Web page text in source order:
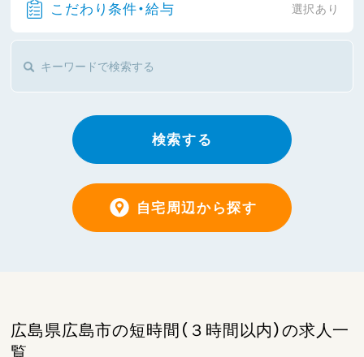
こだわり条件・給与 選択あり
検索する
自宅周辺から探す
広島県広島市の短時間（３時間以内）の求人一
覧